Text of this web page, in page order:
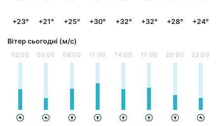
+23° +21° +25° +30° +32° +32° +28° +24°
Вітер сьогодні (м/с)
02:00 05:00 08:00 11:00 14:00 17:00 20:00 23:00